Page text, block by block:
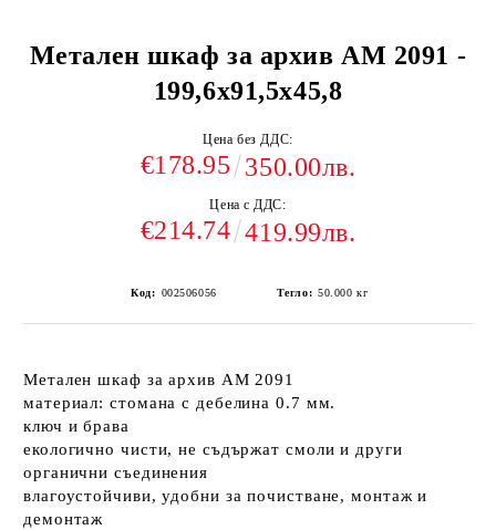
Метален шкаф за архив АМ 2091 -
199,6x91,5x45,8
Цена без ДДС:
€178.95 350.00лв.
Цена с ДДС:
€214.74 419.99лв.
Код: 002506056 Тегло: 50.000 кг
Метален шкаф за архив АМ 2091
материал: стомана с дебелина 0.7 мм.
ключ и брава
екологично чисти, не съдържат смоли и други
органични съединения
влагоустойчиви, удобни за почистване, монтаж и
демонтаж